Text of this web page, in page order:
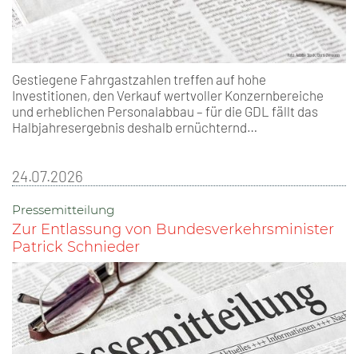
Gestiegene Fahrgastzahlen treffen auf hohe
Investitionen, den Verkauf wertvoller Konzernbereiche
und erheblichen Personalabbau – für die GDL fällt das
Halbjahresergebnis deshalb ernüchternd…
24.07.2026
Pressemitteilung
Zur Entlassung von Bundesverkehrsminister
Patrick Schnieder